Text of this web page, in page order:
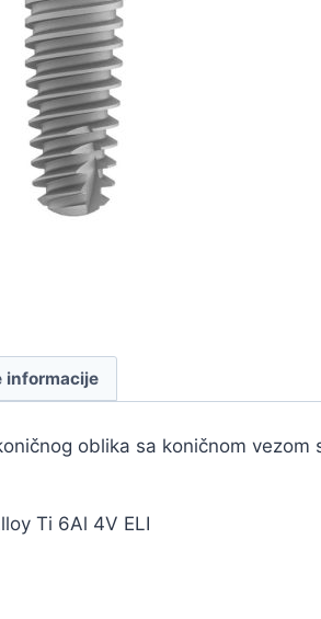
informacije
oblika sa koničnom
Ti 6Al 4V ELI